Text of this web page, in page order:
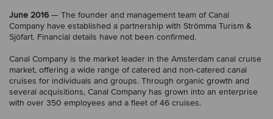
June 2016 — The founder and management team of Canal
Company have established a partnership with Strömma Turism &
Sjöfart. Financial details have not been confirmed.
Canal Company is the market leader in the Amsterdam canal cruise
market, offering a wide range of catered and non-catered canal
cruises for individuals and groups. Through organic growth and
several acquisitions, Canal Company has grown into an enterprise
with over 350 employees and a fleet of 46 cruises.